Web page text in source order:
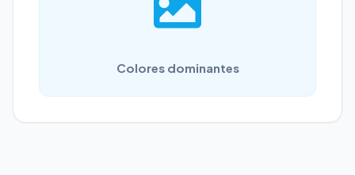
Colores dominantes